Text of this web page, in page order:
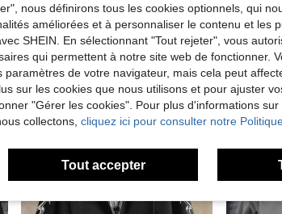
Manfinity Dauomo Sweat-shirt à capuche zippé avec cordon de serrage, motif de broderie mode décontractée pour homme grande taille. Convient pour les déplacements quotidiens
22,48€
-6% Sweat-shirt-shirt
13,52€
nous définirons tous les cookies optionnels, qui
améliorées et à personnaliser le contenu et les
SHEIN. En sélectionnant "Tout rejeter", vous
qui permettent à notre site web de fonctionner.
paramètres de votre navigateur, mais cela peut
sur les cookies que nous utilisons et pour ajuster
"Gérer les cookies". Pour plus d'informations
collectons, cliquez ici pour consulter notre
Tout accepter